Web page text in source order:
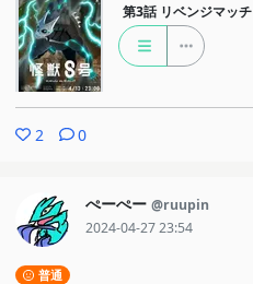
第3話 リベンジマッチ
2 0
ぺーぺー @ruupin
2024-04-27 23:54
普通